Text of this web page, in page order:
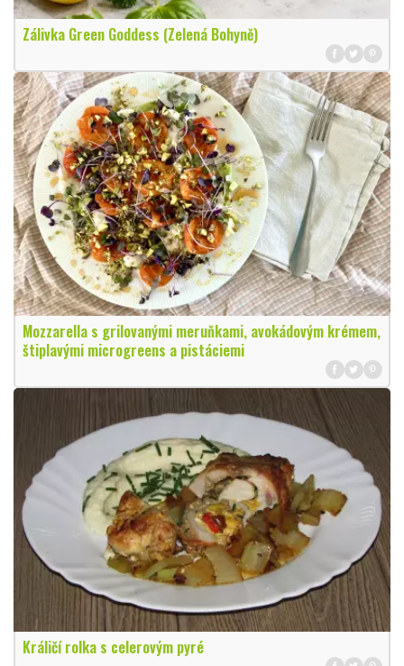
Zálivka Green Goddess (Zelená Bohyně)
Mozzarella s grilovanými meruňkami, avokádovým krémem,
štiplavými microgreens a pistáciemi
Králičí rolka s celerovým pyré